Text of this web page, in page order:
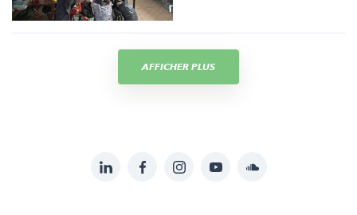
AFFICHER PLUS
LinkedInFacebookInstagramYouTubeSoundcloud